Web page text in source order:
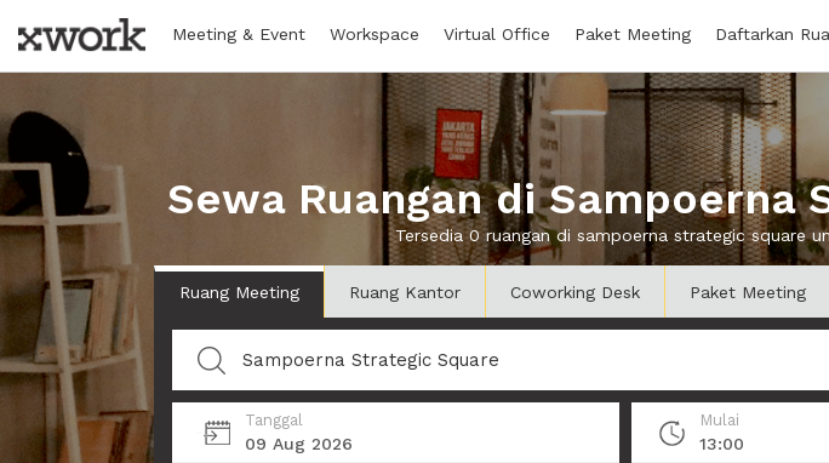
Meeting & Event Workspace Virtual Office Paket Meeting Daftarkan
Sewa Ruangan di
Tersedia 0 ruangan di sampoerna strategic square
Ruang Meeting Ruang Kantor Coworking Desk Paket Meeting
Tanggal
09 Aug 2026
Mulai
13:00